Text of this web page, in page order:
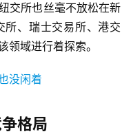
交所也丝毫不放松在新
所、瑞士交易所、港交
领域进行着探索。
格局